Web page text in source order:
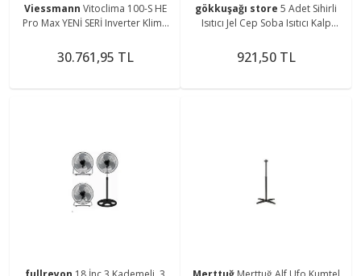
Viessmann Vitoclima 100-S HE
Pro Max YENİ SERİ Inverter Klima
30.761,95 TL
gökkuşağı store 5 Adet Sihirli
Isıtıcı Jel Cep Soba Isıtıcı Kalp
921,50 TL